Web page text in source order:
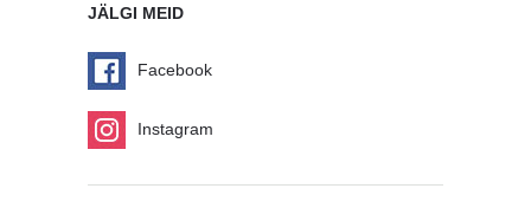
JÄLGI MEID
Facebook
Instagram